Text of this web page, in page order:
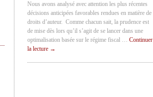
Nous avons analysé avec attention les plus récentes
décisions anticipées favorables rendues en matière de
droits d’auteur. Comme chacun sait, la prudence est
de mise dès lors qu’il s’agit de se lancer dans une
optimalisation basée sur le régime fiscal …Continuer
la lecture →